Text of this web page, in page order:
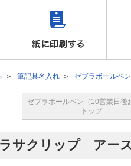
筆記具名入れ ゼブラボールペ
ゼブラボールペン（10営業日後
トップ
ラサクリップ ア